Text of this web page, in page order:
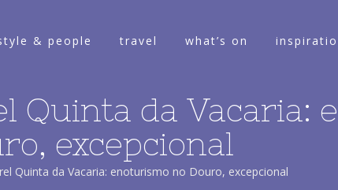
& people travel what’s on
Quinta da Vacaria:
excepcional
Quinta da Vacaria: enoturismo no Douro, excepcional